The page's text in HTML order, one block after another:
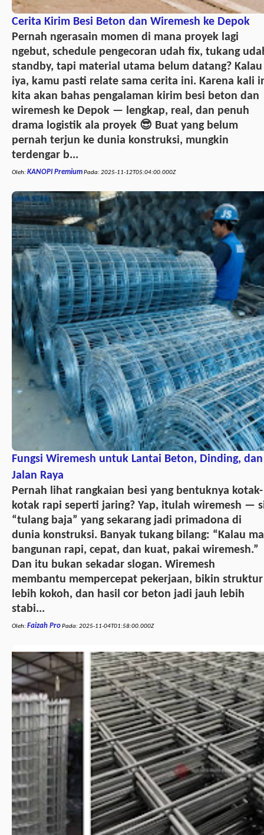
Cerita Kirim Besi Beton dan Wiremesh ke Depok
Pernah ngerasain momen di mana proyek lagi
ngebut, schedule pengecoran udah fix, tukang
standby, tapi material utama belum datang? Kalau
iya, kamu pasti relate sama cerita ini. Karena kali
kita akan bahas pengalaman kirim besi beton dan
wiremesh ke Depok — lengkap, real, dan penuh
drama logistik ala proyek 😎 Buat yang belum
pernah terjun ke dunia konstruksi, mungkin
terdengar b...
Oleh:KANOPI PremiumPada:2025-11-12T05:04:00.000Z
Fungsi Wiremesh untuk Lantai Beton, Dinding, dan
Jalan Raya
Pernah lihat rangkaian besi yang bentuknya kotak-
kotak rapi seperti jaring? Yap, itulah wiremesh —
“tulang baja” yang sekarang jadi primadona di
dunia konstruksi. Banyak tukang bilang: “Kalau
bangunan rapi, cepat, dan kuat, pakai wiremesh.”
Dan itu bukan sekadar slogan. Wiremesh
membantu mempercepat pekerjaan, bikin struktur
lebih kokoh, dan hasil cor beton jadi jauh lebih
stabi...
Oleh:Faizah ProPada:2025-11-04T01:58:00.000Z